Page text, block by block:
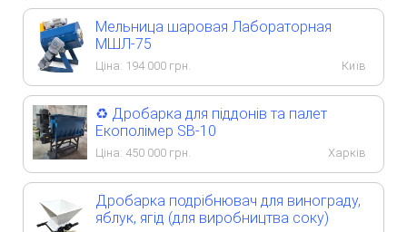
Мельница шаровая Лабораторная
МШЛ-75
Ціна: 194 000 грн. Київ
♻️ Дробарка для піддонів та палет
Екополімер SB-10
Ціна: 450 000 грн. Харків
Дробарка подрібнювач для винограду,
яблук, ягід (для виробництва соку)